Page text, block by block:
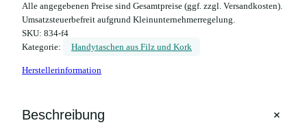
y
h
ü
l
a
u
Alle angegebenen Preise sind Gesamtpreise (ggf. zzgl. Versandkosten).
Umsatzsteuerbefreit aufgrund Kleinunternehmerregelung.
SKU: 834-f4
Kategorie:
Handytaschen aus Filz und Kork
Herstellerinformation
Beschreibung +